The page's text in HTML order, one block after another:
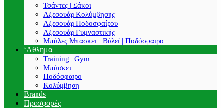
Τσάντες | Σάκοι
Αξεσουάρ Κολύμβησης
Αξεσουάρ Ποδοσφαίρου
Αξεσουάρ Γυμναστικής
Μπάλες Μπασκετ | Βόλεϊ | Ποδόσφαιρο
‘Αθλημα
Training | Gym
Μπάσκετ
Ποδόσφαιρο
Κολύμβηση
Brands
Προσφορές